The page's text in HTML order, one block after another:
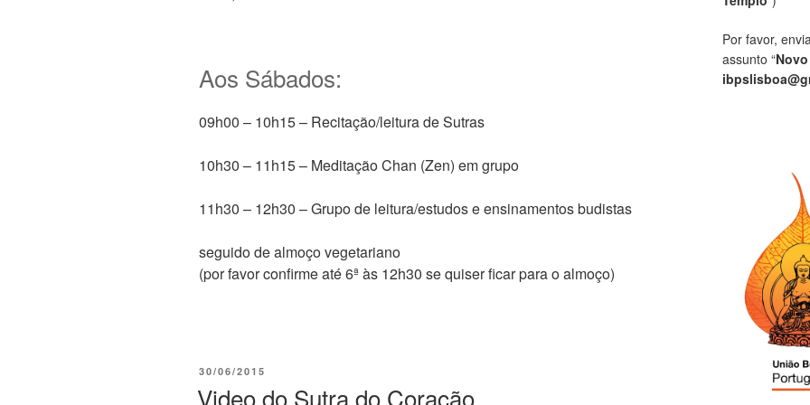
Aos Sábados:
09h00 – 10h15 – Recitação/leitura de Sutras
10h30 – 11h15 – Meditação Chan (Zen) em grupo
11h30 – 12h30 – Grupo de leitura/estudos e ensinamentos budistas
seguido de almoço vegetariano
(por favor confirme até 6ª às 12h30 se quiser ficar para o almoço)
30/06/2015
Video do Sutra do Coração
Por favor,
assunto “